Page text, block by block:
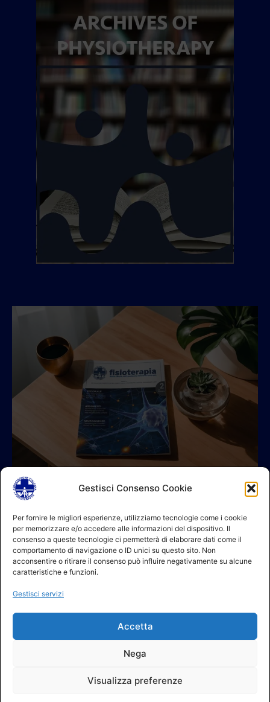
Gestisci Consenso Cookie
Per fornire le migliori esperienze, utilizziamo tecnologie come i cookie
per memorizzare e/o accedere alle informazioni del dispositivo. Il
consenso a queste tecnologie ci permetterà di elaborare dati come il
comportamento di navigazione o ID unici su questo sito. Non
acconsentire o ritirare il consenso può influire negativamente su alcune
caratteristiche e funzioni.
Gestisci servizi
Accetta
Nega
Visualizza preferenze
Contatti
GDPR Informativa (sito)
GDPR Informativa (soci)
GDPR Informativa (moduli)
NEWSLETTER AIFI
Elenco ufficiale fisioterapisti AIFI